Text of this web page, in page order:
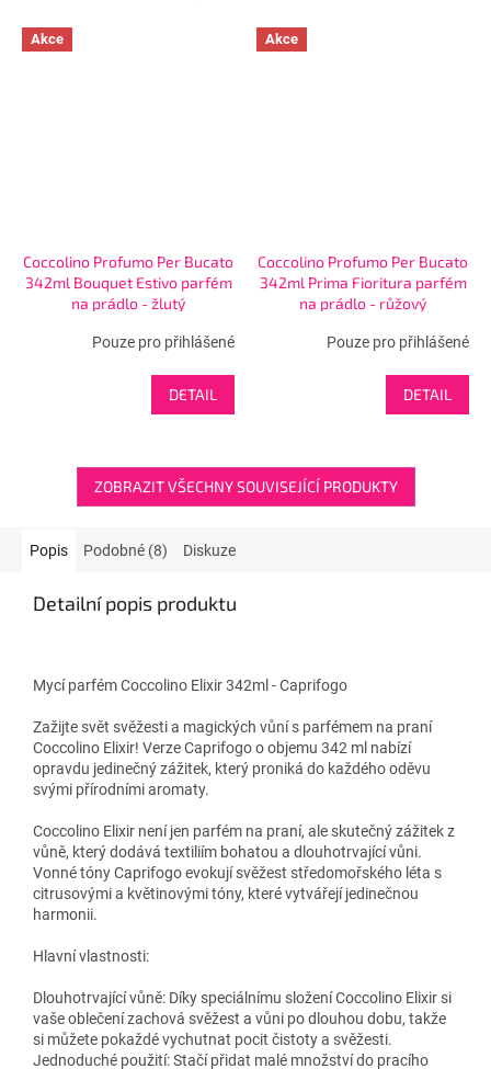
Akce
Coccolino Profumo Per Bucato
342ml Bouquet Estivo parfém
na prádlo - žlutý
Pouze pro přihlášené
DETAIL
Akce
Coccolino Profumo Per Bucato
342ml Prima Fioritura parfém
na prádlo - růžový
Pouze pro přihlášené
DETAIL
ZOBRAZIT VŠECHNY SOUVISEJÍCÍ PRODUKTY
Popis Podobné (8) Diskuze
Detailní popis produktu
Mycí parfém Coccolino Elixir 342ml - Caprifogo
Zažijte svět svěžesti a magických vůní s parfémem na praní
Coccolino Elixir! Verze Caprifogo o objemu 342 ml nabízí
opravdu jedinečný zážitek, který proniká do každého oděvu
svými přírodními aromaty.
Coccolino Elixir není jen parfém na praní, ale skutečný zážitek z
vůně, který dodává textiliím bohatou a dlouhotrvající vůni.
Vonné tóny Caprifogo evokují svěžest středomořského léta s
citrusovými a květinovými tóny, které vytvářejí jedinečnou
harmonii.
Hlavní vlastnosti:
Dlouhotrvající vůně: Díky speciálnímu složení Coccolino Elixir si
vaše oblečení zachová svěžest a vůni po dlouhou dobu, takže
si můžete pokaždé vychutnat pocit čistoty a svěžesti.
Jednoduché použití: Stačí přidat malé množství do pracího